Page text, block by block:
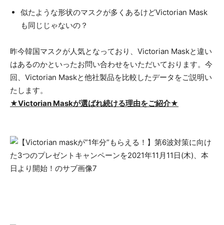
似たような形状のマスクが多くあるけどVictorian Mask
も同じじゃないの？
昨今韓国マスクが人気となっており、Victorian Maskと違い
はあるのかといったお問い合わせをいただいております。今
回、Victorian Maskと他社製品を比較したデータをご説明い
たします。
★Victorian Maskが選ばれ続ける理由をご紹介★